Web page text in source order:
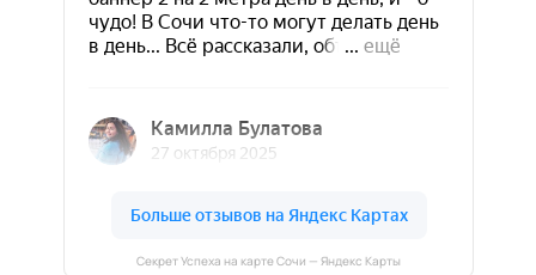
Секрет Успеха на карте Сочи — Яндекс Карты